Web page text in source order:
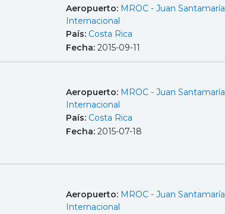
Aeropuerto: MROC - Juan Santamaría
Internacional
País: Costa Rica
Fecha: 2015-09-11
Aeropuerto: MROC - Juan Santamaría
Internacional
País: Costa Rica
Fecha: 2015-07-18
Aeropuerto: MROC - Juan Santamaría
Internacional